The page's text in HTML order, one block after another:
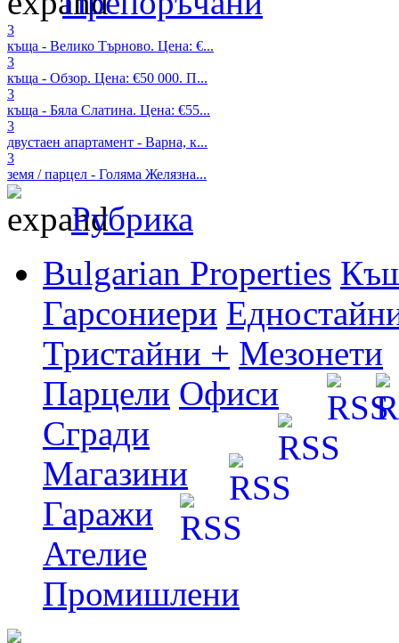
3
къща - Велико Търново. Цена: €...
3
къща - Обзор. Цена: €50 000. П...
3
къща - Бяла Слатина. Цена: €55...
3
двустаен апартамент - Варна, к...
3
земя / парцел - Голяма Желязна...
Рубрика
Bulgarian Properties
Гарсониери
Тристайни + Мезонети
Парцели Офиси
Сгради
Магазини
Гаражи
Ателие
Промишлени